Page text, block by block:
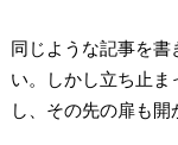
同じような記事を
い。しかし立ち止
し、その先の扉も開